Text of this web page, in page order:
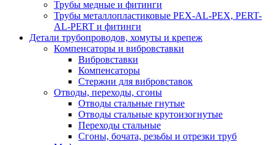
Трубы медные и фитинги
Трубы металлопластиковые PEX-AL-PEX, PERT-
AL-PERT и фитинги
Детали трубопроводов, хомуты и крепеж
Компенсаторы и вибровставки
Вибровставки
Компенсаторы
Стержни для вибровставок
Отводы, переходы, сгоны
Отводы стальные гнутые
Отводы стальные крутоизогнутые
Переходы стальные
Сгоны, бочата, резьбы и отрезки труб